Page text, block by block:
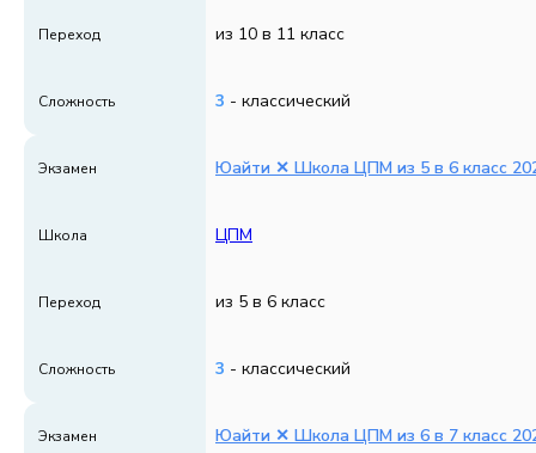
Переход из 10 в 11 класс
Сложность 3 - классический
Экзамен Юайти ✕ Школа ЦПМ из 5 в 6 класс
Школа ЦПМ
Переход из 5 в 6 класс
Сложность 3 - классический
Экзамен Юайти ✕ Школа ЦПМ из 6 в 7 класс